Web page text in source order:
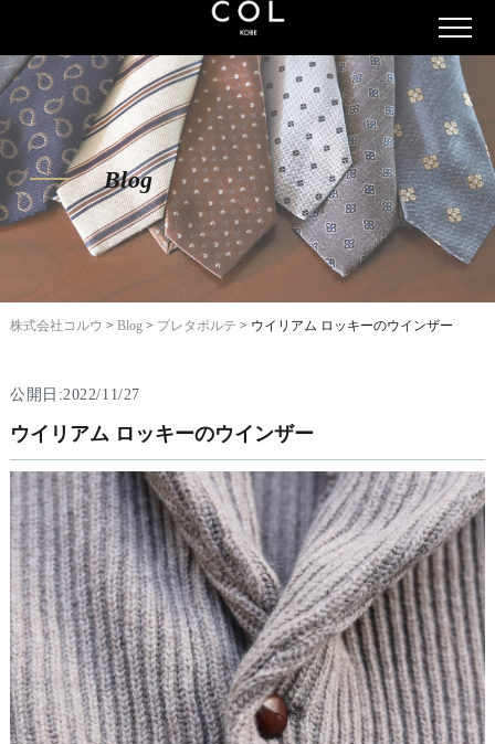
Blog
株式会社コルウ > Blog> プレタポルテ > ウイリアム ロッキーのウインザー
公開日:2022/11/27
ウイリアム ロッキーのウインザー